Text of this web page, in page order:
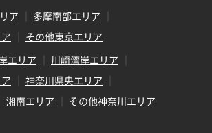
ア
多摩南部エリア
その他東京エリア
エリア
川崎湾岸エリア
神奈川県央エリア
湘南エリア その他神奈川エリア